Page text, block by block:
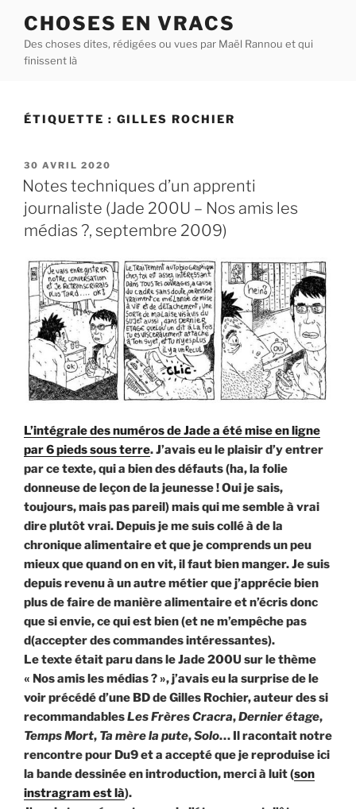
contenu
principal
CHOSES EN VRACS
Des choses dites, rédigées ou vues par Maël Rannou et qui
finissent là
ÉTIQUETTE : GILLES ROCHIER
PUBLIÉ
LE
30 AVRIL 2020
Notes techniques d’un apprenti
journaliste (Jade 200U – Nos amis les
médias ?, septembre 2009)
L’intégrale des numéros de Jade a été mise en ligne
par 6 pieds sous terre. J’avais eu le plaisir d’y entrer
par ce texte, qui a bien des défauts (ha, la folie
donneuse de leçon de la jeunesse ! Oui je sais,
toujours, mais pas pareil) mais qui me semble à vrai
dire plutôt vrai. Depuis je me suis collé à de la
chronique alimentaire et que je comprends un peu
mieux que quand on en vit, il faut bien manger. Je suis
depuis revenu à un autre métier que j’apprécie bien
plus de faire de manière alimentaire et n’écris donc
que si envie, ce qui est bien (et ne m’empêche pas
d(accepter des commandes intéressantes).
Le texte était paru dans le Jade 200U sur le thème
« Nos amis les médias ? », j’avais eu la surprise de le
voir précédé d’une BD de Gilles Rochier, auteur des si
recommandablesLesFrèresCracra,Dernierétage,
TempsMort, Ta mère la pute,Solo… Il racontait notre
rencontre pour Du9 et a accepté que je reproduise ici
la bande dessinée en introduction, merci à luit (son
instragram est là).